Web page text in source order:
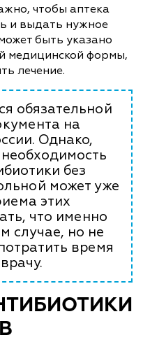
чтобы аптека
и выдать нужное
быть указано
медицинской формы,
лечение.
обязательной
на
Однако,
без
может уже
этих
что именно
случае, но не
время